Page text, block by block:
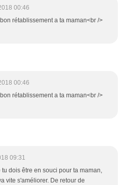
00:46
rétablissement a ta maman<br />
00:46
rétablissement a ta maman<br />
09:31
tu dois être en souci pour ta maman,
vite s'améliorer. De retour de